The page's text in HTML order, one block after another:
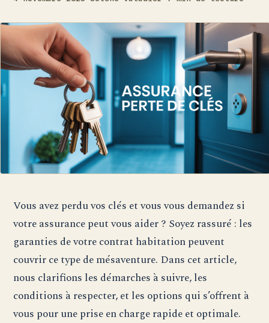
Vous avez perdu vos clés et vous vous demandez si
votre assurance peut vous aider ? Soyez rassuré : les
garanties de votre contrat habitation peuvent
couvrir ce type de mésaventure. Dans cet article,
nous clarifions les démarches à suivre, les
conditions à respecter, et les options qui s’offrent à
vous pour une prise en charge rapide et optimale.